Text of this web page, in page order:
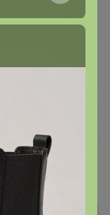
девочки
«Крошка Я»,
бежевая